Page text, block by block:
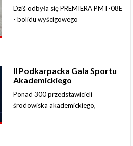
Dziś odbyła się PREMIERA PMT-08E
- bolidu wyścigowego
II Podkarpacka Gala Sportu
Akademickiego
Ponad 300 przedstawicieli
środowiska akademickiego,